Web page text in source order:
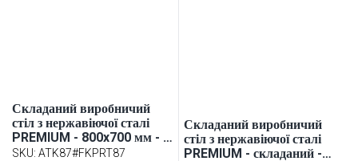
Складаний виробничий
стіл з нержавіючої сталі
PREMIUM - 800x700 мм - з
нижньою полицею та з
SKU: ATK87#FKPRT87
Складаний виробничий
стіл з нержавіючої сталі
PREMIUM - складаний -